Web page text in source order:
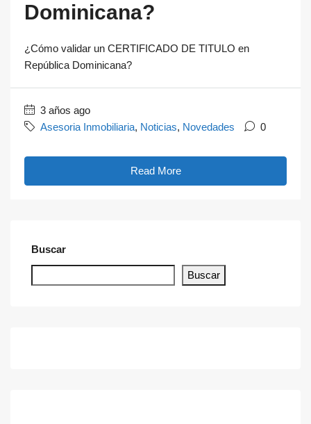
Dominicana?
¿Cómo validar un CERTIFICADO DE TITULO en
República Dominicana?
3 años ago
Asesoria Inmobiliaria, Noticias, Novedades 0
Read More
Buscar
Buscar